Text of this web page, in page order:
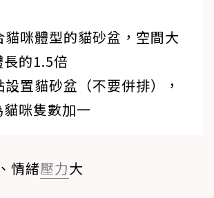
貓咪體型的貓砂盆，空間大
的1.5倍
置貓砂盆（不要併排），
咪隻數加一
情緒壓力大